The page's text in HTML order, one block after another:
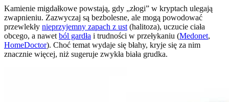
Kamienie migdałkowe powstają, gdy „złogi” w kryptach ulegają
zwapnieniu. Zazwyczaj są bezbolesne, ale mogą powodować
przewlekły nieprzyjemny zapach z ust (halitoza), uczucie ciała
obcego, a nawet ból gardła i trudności w przełykaniu (Medonet,
HomeDoctor). Choć temat wydaje się błahy, kryje się za nim
znacznie więcej, niż sugeruje zwykła biała grudka.